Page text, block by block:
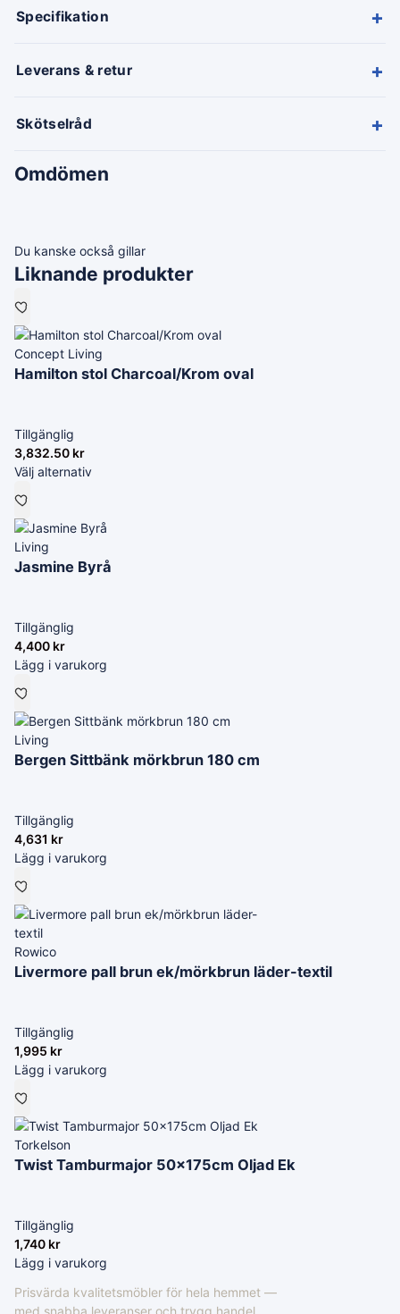
Specifikation +
Leverans & retur +
Skötselråd +
Omdömen
Du kanske också gillar
Liknande produkter
Concept Living
Hamilton stol Charcoal/Krom oval
Tillgänglig
3,832.50 kr
Välj alternativ
Living
Jasmine Byrå
Tillgänglig
4,400 kr
Lägg i varukorg
Living
Bergen Sittbänk mörkbrun 180 cm
Tillgänglig
4,631 kr
Lägg i varukorg
Rowico
Livermore pall brun ek/mörkbrun läder-textil
Tillgänglig
1,995 kr
Lägg i varukorg
Torkelson
Twist Tamburmajor 50x175cm Oljad Ek
Tillgänglig
1,740 kr
Lägg i varukorg
Prisvärda kvalitetsmöbler för hela hemmet —
med snabba leveranser och trygg handel.